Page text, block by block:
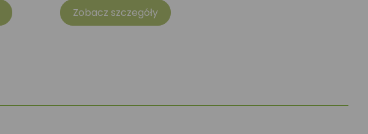
Zobacz szczegóły